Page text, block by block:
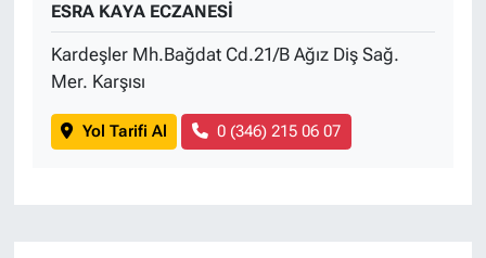
ESRA KAYA ECZANESİ
Kardeşler Mh.Bağdat Cd.21/B Ağız Diş Sağ.
Mer. Karşısı
Yol Tarifi Al 0 (346) 215 06 07